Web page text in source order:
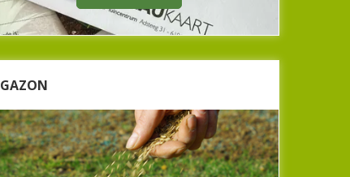
GAZON
Het is weer tijd om het gazon te onderhouden.
Heeft u last van kale plekken in uw gazon en wilt
u weer genieten van een gezonde, groene
grasmat? Kom dan langs bij Beeker Tuincentrum